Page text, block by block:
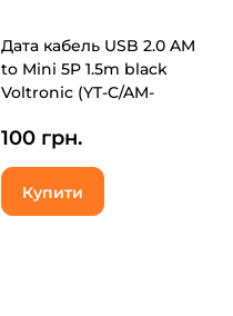
Дата кабель USB 2.0 AM
to Mini 5P 1.5m black
Voltronic (YT-C/AM-
100 грн.
Купити